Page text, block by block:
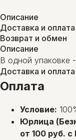
Описание
Доставка и оплата
Возврат и обмен
Описание
В одной упаковке
Доставка и оплата
Оплата
Условие:
Юрлица
от 100 руб.